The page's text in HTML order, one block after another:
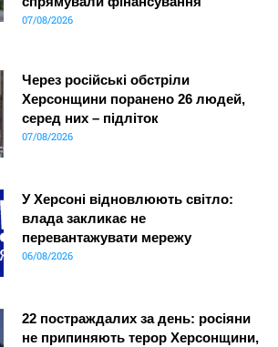
07/08/2026
Через російські обстріли
Херсонщини поранено 26 людей,
серед них – підліток
07/08/2026
У Херсоні відновлюють світло:
влада закликає не
перевантажувати мережу
06/08/2026
22 постраждалих за день: росіяни
не припиняють терор Херсонщини,